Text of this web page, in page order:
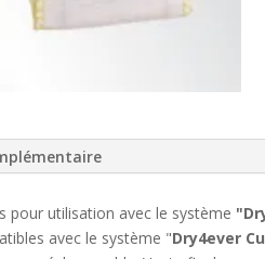
pour utilisation avec le système
avec le système "Dry4ever